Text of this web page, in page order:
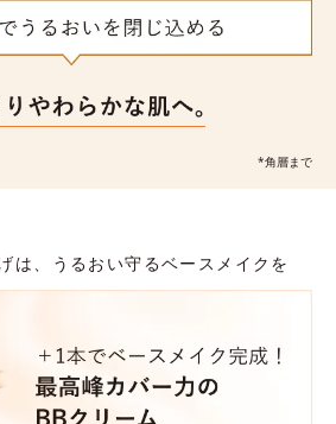
*角層まで
は、うるおい守るベースメイクを